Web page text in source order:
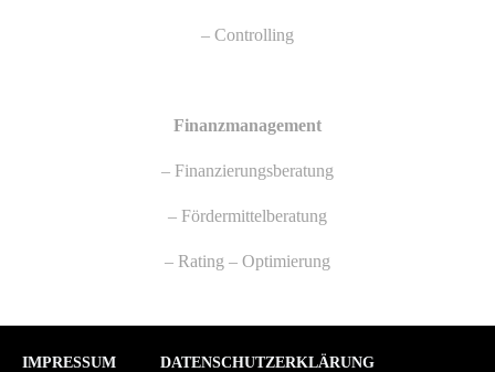
– Controlling
Finanzmanagement
– Finanzierungsberatung
– Fördermittelberatung
– Rating – Optimierung
IMPRESSUM DATENSCHUTZERKLÄRUNG